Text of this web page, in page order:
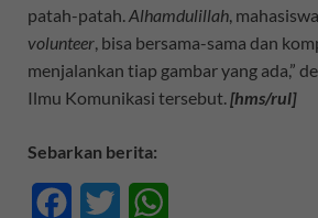
patah-patah.Alhamdulillah,
volunteer, bisa bersama-sama dan
menjalankan tiap gambar yang ada,”
Ilmu Komunikasi tersebut.[hms/rul]
Sebarkan berita: